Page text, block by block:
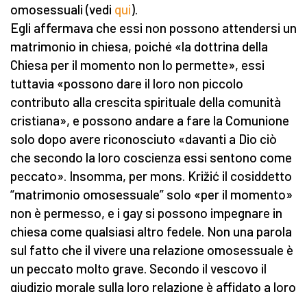
omosessuali (vedi qui).
Egli affermava che essi non possono attendersi un
matrimonio in chiesa, poiché «la dottrina della
Chiesa per il momento non lo permette», essi
tuttavia «possono dare il loro non piccolo
contributo alla crescita spirituale della comunità
cristiana», e possono andare a fare la Comunione
solo dopo avere riconosciuto «davanti a Dio ciò
che secondo la loro coscienza essi sentono come
peccato». Insomma, per mons. Križić il cosiddetto
“matrimonio omosessuale” solo «per il momento»
non è permesso, e i gay si possono impegnare in
chiesa come qualsiasi altro fedele. Non una parola
sul fatto che il vivere una relazione omosessuale è
un peccato molto grave. Secondo il vescovo il
giudizio morale sulla loro relazione è affidato a loro